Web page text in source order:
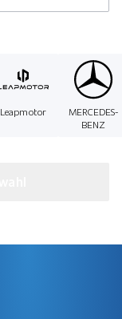
Leapmotor
MERCEDES-
BENZ